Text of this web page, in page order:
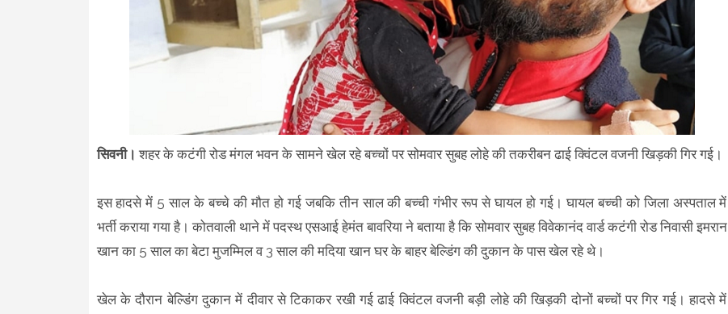
सिवनी। शहर के कटंगी रोड मंगल भवन के सामने खेल रहे बच्चों पर सोमवार सुबह लोहे की तकरीबन ढाई क्विंटल वजनी खिड़की गिर गई।
इस हादसे में 5 साल के बच्चे की मौत हो गई जबकि तीन साल की बच्ची गंभीर रूप से घायल हो गई। घायल बच्ची को जिला अस्पताल में
भर्ती कराया गया है। कोतवाली थाने में पदस्थ एसआई हेमंत बावरिया ने बताया है कि सोमवार सुबह विवेकानंद वार्ड कटंगी रोड निवासी इमरान
खान का 5 साल का बेटा मुजम्मिल व 3 साल की मदिया खान घर के बाहर बेल्डिंग की दुकान के पास खेल रहे थे।
खेल के दौरान बेल्डिंग दुकान में दीवार से टिकाकर रखी गई ढाई क्विंटल वजनी बड़ी लोहे की खिड़की दोनों बच्चों पर गिर गई। हादसे में